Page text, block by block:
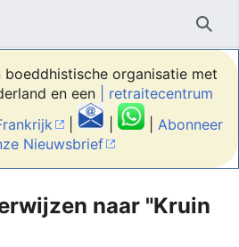
boeddhistische organisatie met
en een
| retraitecentrum
| | Abonneer
Nieuwsbrief
naar "Kruin